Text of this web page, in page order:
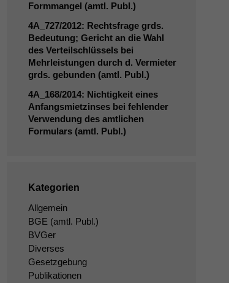
Formmangel (amtl. Publ.)
4A_727/2012: Rechtsfrage grds.
Bedeutung; Gericht an die Wahl
des Verteilschlüssels bei
Mehrleistungen durch d. Vermieter
grds. gebunden (amtl. Publ.)
4A_168/2014: Nichtigkeit eines
Anfangsmietzinses bei fehlender
Verwendung des amtlichen
Formulars (amtl. Publ.)
Kategorien
Allgemein
BGE (amtl. Publ.)
BVGer
Diverses
Gesetzgebung
Publikationen